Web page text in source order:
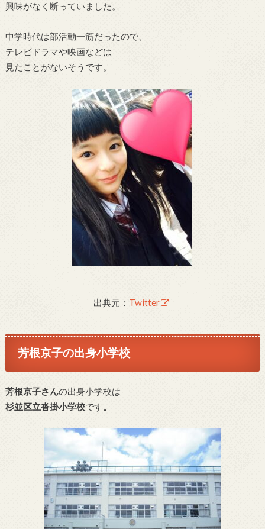
興味がなく断っていました。
中学時代は部活動一筋だったので、
テレビドラマや映画などは
見たことがないそうです。
出典元： Twitter
芳根京子の出身小学校
芳根京子さんの出身小学校は
杉並区立沓掛小学校です 。